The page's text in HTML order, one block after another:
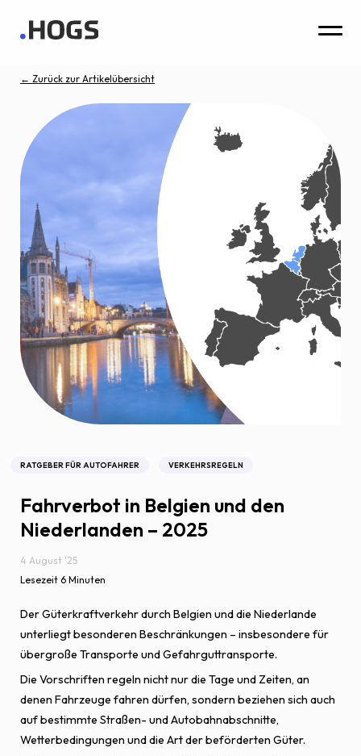
← Zurück zur Artikelübersicht
RATGEBER FÜR AUTOFAHRER VERKEHRSREGELN
Fahrverbot in Belgien und den
Niederlanden – 2025
4 August '25
Lesezeit 6 Minuten
Der Güterkraftverkehr durch Belgien und die Niederlande
unterliegt besonderen Beschränkungen – insbesondere für
übergroße Transporte und Gefahrguttransporte.
Die Vorschriften regeln nicht nur die Tage und Zeiten, an
denen Fahrzeuge fahren dürfen, sondern beziehen sich auch
auf bestimmte Straßen- und Autobahnabschnitte,
Wetterbedingungen und die Art der beförderten Güter.